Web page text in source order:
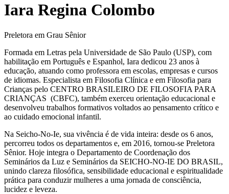
Iara Regina Colombo
Preletora em Grau Sênior
Formada em Letras pela Universidade de São Paulo (USP), com
habilitação em Português e Espanhol, Iara dedicou 23 anos à
educação, atuando como professora em escolas, empresas e cursos
de idiomas. Especialista em Filosofia Clínica e em Filosofia para
Crianças pelo CENTRO BRASILEIRO DE FILOSOFIA PARA
CRIANÇAS (CBFC), também exerceu orientação educacional e
desenvolveu trabalhos formativos voltados ao pensamento crítico e
ao cuidado emocional infantil.
Na Seicho-No-Ie, sua vivência é de vida inteira: desde os 6 anos,
percorreu todos os departamentos e, em 2016, tornou-se Preletora
Sênior. Hoje integra o Departamento de Coordenação dos
Seminários da Luz e Seminários da SEICHO-NO-IE DO BRASIL,
unindo clareza filosófica, sensibilidade educacional e espiritualidade
prática para conduzir mulheres a uma jornada de consciência,
lucidez e leveza.